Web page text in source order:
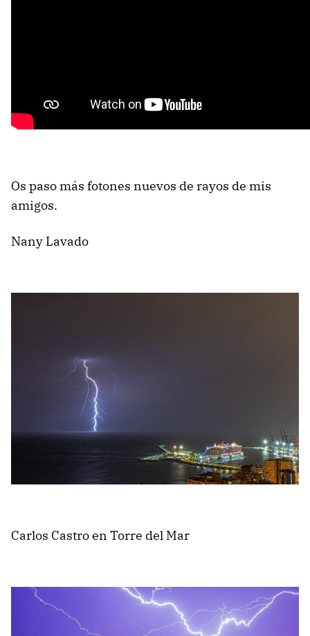
Os paso más fotones nuevos de rayos de mis
amigos.
Nany Lavado
Carlos Castro en Torre del Mar